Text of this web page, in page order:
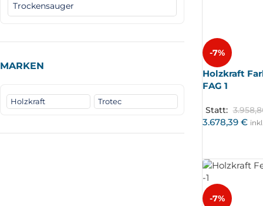
Trockensauger
MARKEN
Holzkraft Trotec
-7%
Holzkraft
FAG 1
Statt:
3.678,39 €
-7%